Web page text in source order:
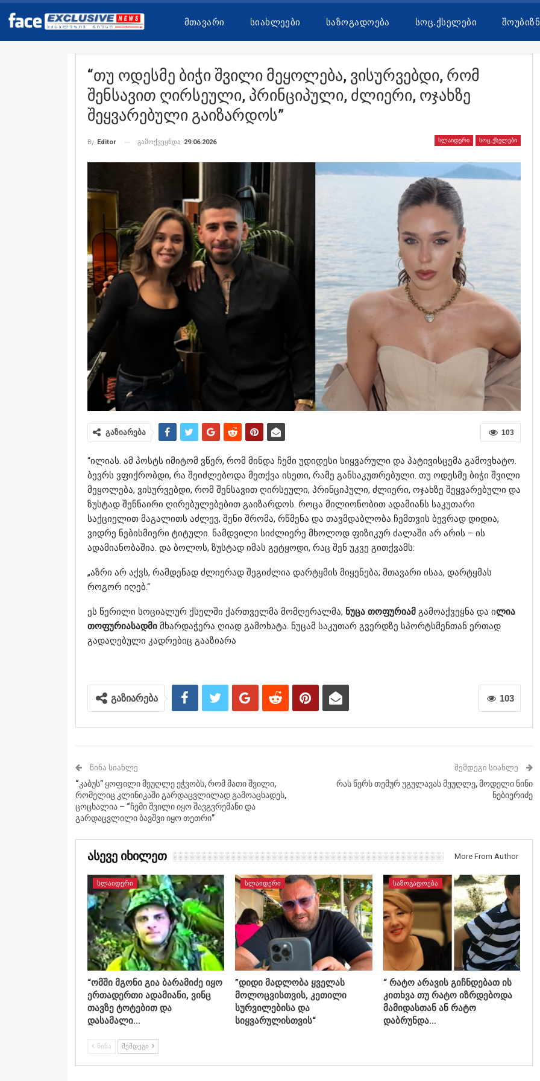
Მთავარი Სიახლეები Საზოგადოება Სოც.ქსელები
“თუ Ოდესმე Ბიჭი Შვილი Მეყოლება, Ვისურვებდი, Რომ
Შენსავით Ღირსეული, Პრინციპული, Ძლიერი, Ოჯახზე
Შეყვარებული Გაიზარდოს”
ᲡᲚᲐᲘᲓᲔᲠᲘ ᲡᲝᲪ.ᲥᲡᲔᲚᲔᲑᲘ
By Editor გამოქვეყნდა 29.06.2026
103
გაზიარება
“ილიას. ამ პოსტს იმიტომ ვწერ, რომ მინდა ჩემი უდიდესი სიყვარული და პატივისცემა გამოვხატო.
ბევრს ვფიქრობდი, რა შეიძლებოდა მეთქვა ისეთი, რამე განსაკუთრებული. თუ ოდესმე ბიჭი შვილი
მეყოლება, ვისურვებდი, რომ შენსავით ღირსეული, პრინციპული, ძლიერი, ოჯახზე შეყვარებული და
ზუსტად შენნაირი ღირებულებებით გაიზარდოს. როცა მილიონობით ადამიანს საკუთარი
საქციელით მაგალითს აძლევ, შენი შრომა, რწმენა და თავმდაბლობა ჩემთვის ბევრად დიდია,
ვიდრე ნებისმიერი ტიტული. ნამდვილი სიძლიერე მხოლოდ ფიზიკურ ძალაში არ არის – ის
ადამიანობაშია. და ბოლოს, ზუსტად იმას გეტყოდი, რაც შენ უკვე გითქვამს:
„აზრი არ აქვს, რამდენად ძლიერად შეგიძლია დარტყმის მიყენება; მთავარი ისაა, დარტყმას
როგორ იღებ.“
ეს წერილი სოციალურ ქსელში ქართველმა მომღერალმა, ნუცა თოფურიამგამოაქვეყნა და ილია
თოფურიასადმიმხარდაჭერა ღიად გამოხატა. ნუცამ საკუთარ გვერდზე სპორტსმენთან ერთად
გადაღებული კადრებიც გააზიარა
103
გაზიარება
ᲬᲘᲜᲐ ᲡᲘᲐᲮᲚᲔ
“კაბუს” ყოფილი მეუღლე ეჭვობს, რომ მათი შვილი,
რომელიც კლინიკაში გარდაცვლილად გამოაცხადეს,
ცოცხალია – “ჩემი შვილი იყო შავგვრემანი და
გარდაცვლილი ბავშვი იყო თეთრი”
ᲨᲔᲛᲓᲔᲒᲘ ᲡᲘᲐᲮᲚᲔ
რას წერს თემურ უგულავას მეუღლე, მოდელი ნინი
ნებიერიძე
Ასევე Იხილეთ More From Author
ᲡᲚᲐᲘᲓᲔᲠᲘ
“ომში მგონი გია ბარამიძე იყო
ერთადერთი ადამიანი, ვინც
თავზე ტოტებით და
დასამალი…
ᲡᲚᲐᲘᲓᲔᲠᲘ
”დიდი მადლობა ყველას
მოლოცვისთვის, კეთილი
სურვილებისა და
სიყვარულისთვის“
ᲡᲐᲖᲝᲒᲐᲓᲝᲔᲑᲐ
“ რატო არავის გიჩნდებათ ის
კითხვა თუ რატო იზრდებოდა
მამიდასთან ან რატო
დაბრუნდა…
ᲬᲘᲜᲐ ᲨᲔᲛᲓᲔᲒᲘ